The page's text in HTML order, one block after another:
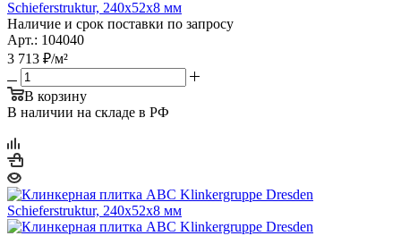
Schieferstruktur, 240х52х8 мм
Наличие и срок поставки по запросу
Арт.: 104040
3 713 ₽/м²
В корзину
В наличии на складе в РФ